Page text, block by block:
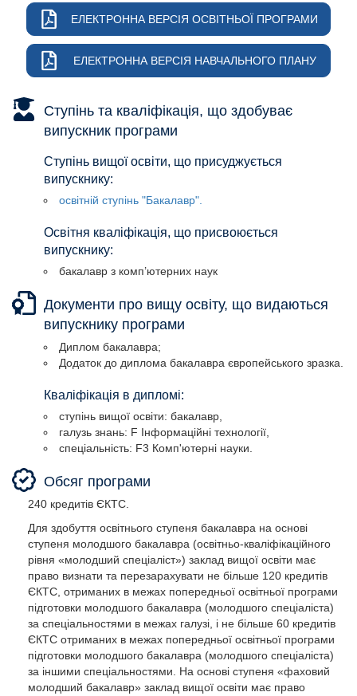
ЕЛЕКТРОННА ВЕРСІЯ ОСВІТНЬОЇ ПРОГРАМИ
ЕЛЕКТРОННА ВЕРСІЯ НАВЧАЛЬНОГО ПЛАНУ
Ступінь та кваліфікація, що здобуває
випускник програми
Ступінь вищої освіти, що присуджується
випускнику:
освітній ступінь "Бакалавр".
Освітня кваліфікація, що присвоюється
випускнику:
бакалавр з комп’ютерних наук
Документи про вищу освіту, що видаються
випускнику програми
Диплом бакалавра;
Додаток до диплома бакалавра європейського зразка.
Кваліфікація в дипломі:
ступінь вищої освіти: бакалавр,
галузь знань: F Інформаційні технології,
спеціальність: F3 Комп'ютерні науки.
Обсяг програми
240 кредитів ЄКТС.
Для здобуття освітнього ступеня бакалавра на основі
ступеня молодшого бакалавра (освітньо-кваліфікаційного
рівня «молодший спеціаліст») заклад вищої освіти має
право визнати та перезарахувати не більше 120 кредитів
ЄКТС, отриманих в межах попередньої освітньої програми
підготовки молодшого бакалавра (молодшого спеціаліста)
за спеціальностями в межах галузі, і не більше 60 кредитів
ЄКТС отриманих в межах попередньої освітньої програми
підготовки молодшого бакалавра (молодшого спеціаліста)
за іншими спеціальностями. На основі ступеня «фаховий
молодший бакалавр» заклад вищої освіти має право